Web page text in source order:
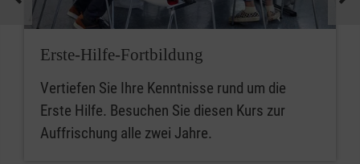
Erste-Hilfe-Fortbildung
Vertiefen Sie Ihre Kenntnisse rund um die
Erste Hilfe. Besuchen Sie diesen Kurs zur
Auffrischung alle zwei Jahre.